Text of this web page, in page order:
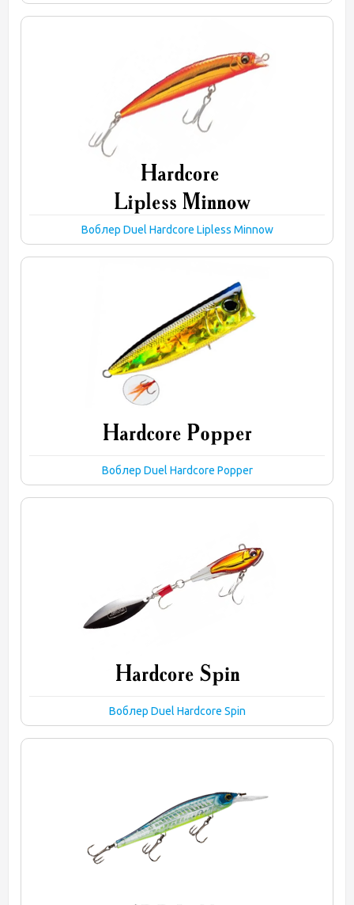
Воблер Duel Hardcore Lipless Minnow
Воблер Duel Hardcore Popper
Воблер Duel Hardcore Spin